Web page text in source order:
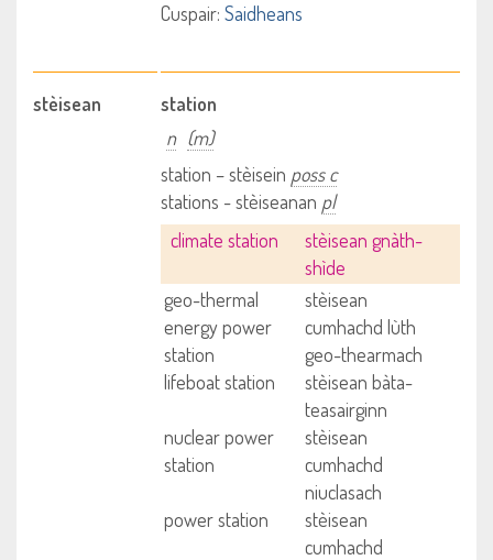
Cuspair: Saidheans
stèisean
station
n (m)
station – stèisein poss c
stations - stèiseanan pl
climate station
stèisean gnàth-
shìde
geo-thermal
energy power
station
stèisean
cumhachd lùth
geo-thearmach
lifeboat station
stèisean bàta-
teasairginn
nuclear power
station
stèisean
cumhachd
niuclasach
power station
stèisean
cumhachd